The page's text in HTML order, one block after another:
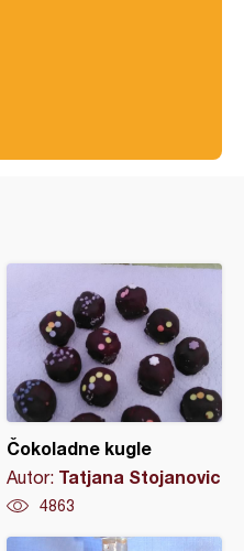
Čokoladne kugle
Autor: Tatjana Stojanovic
4863